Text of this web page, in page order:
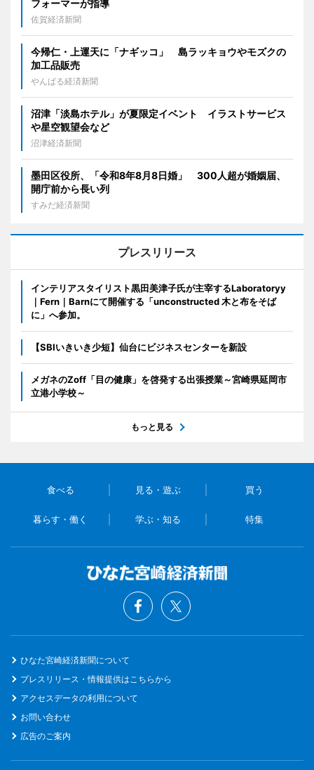
フォーマーが指導
佐賀経済新聞
今帰仁・上運天に「ナギッコ」 島ラッキョウやモズクの
加工品販売
やんばる経済新聞
沼津「淡島ホテル」が夏限定イベント イラストサービス
や星空観望会など
沼津経済新聞
墨田区役所、「令和8年8月8日婚」 300人超が婚姻届、
開庁前から長い列
すみだ経済新聞
プレスリリース
インテリアスタイリスト黒田美津子氏が主宰するLaboratoryy
｜Fern｜Barnにて開催する「unconstructed 木と布をそば
に」へ参加。
【SBIいきいき少短】仙台にビジネスセンターを新設
メガネのZoff「目の健康」を啓発する出張授業～宮崎県延岡市
立港小学校～
もっと見る
食べる 見る・遊ぶ 買う
暮らす・働く 学ぶ・知る 特集
ひなた宮崎経済新聞について
プレスリリース・情報提供はこちらから
アクセスデータの利用について
お問い合わせ
広告のご案内